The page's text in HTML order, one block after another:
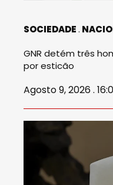
SOCIEDADE
GNR detém três
por esticão
Agosto 9, 2026 .